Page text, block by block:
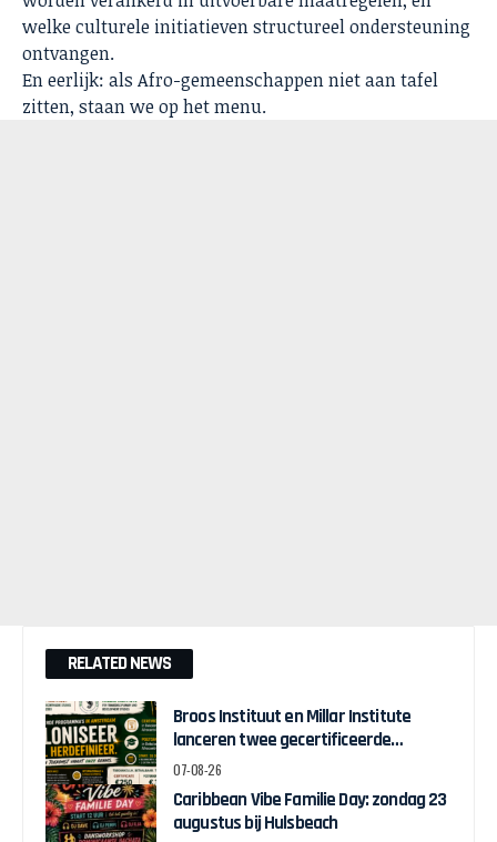
welke culturele initiatieven structureel ondersteuning
ontvangen.
En eerlijk: als Afro-gemeenschappen niet aan tafel
zitten, staan we op het menu.
RELATED NEWS
Broos Instituut en Millar Institute
lanceren twee gecertificeerde
Afrocentrische opleidingen in
Amsterdam
07-08-26
Caribbean Vibe Familie Day: zondag 23
augustus bij Hulsbeach